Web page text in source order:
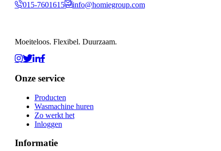
015-7601615 info@homiegroup.com
Moeiteloos. Flexibel. Duurzaam.
Onze service
Producten
Wasmachine huren
Zo werkt het
Inloggen
Informatie